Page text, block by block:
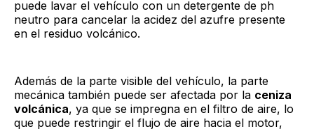
puede lavar el vehículo con un detergente de ph
neutro para cancelar la acidez del azufre presente
en el residuo volcánico.
Además de la parte visible del vehículo, la parte
mecánica también puede ser afectada por la ceniza
volcánica, ya que se impregna en el filtro de aire, lo
que puede restringir el flujo de aire hacia el motor,